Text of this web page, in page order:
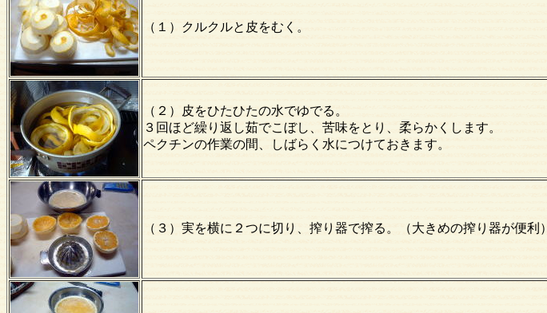
（１）クルクルと皮をむく。
（２）皮をひたひたの水でゆでる。
３回ほど繰り返し茹でこぼし、苦味をとり、柔らかくします。
ペクチンの作業の間、しばらく水につけておきます。
（３）実を横に２つに切り、搾り器で搾る。（大きめの搾り器が便利）